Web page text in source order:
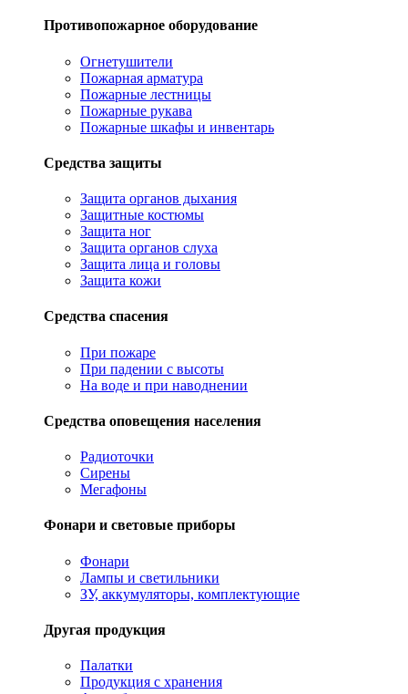
Противопожарное оборудование
Огнетушители
Пожарная арматура
Пожарные лестницы
Пожарные рукава
Пожарные шкафы и инвентарь
Средства защиты
Защита органов дыхания
Защитные костюмы
Защита ног
Защита органов слуха
Защита лица и головы
Защита кожи
Средства спасения
При пожаре
При падении с высоты
На воде и при наводнении
Средства оповещения населения
Радиоточки
Сирены
Мегафоны
Фонари и световые приборы
Фонари
Лампы и светильники
ЗУ, аккумуляторы, комплектующие
Другая продукция
Палатки
Продукция с хранения